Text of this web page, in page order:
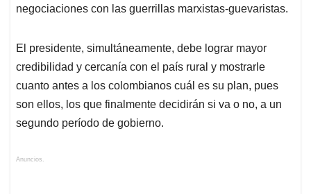
negociaciones con las guerrillas marxistas-guevaristas.
El presidente, simultáneamente, debe lograr mayor
credibilidad y cercanía con el país rural y mostrarle
cuanto antes a los colombianos cuál es su plan, pues
son ellos, los que finalmente decidirán si va o no, a un
segundo período de gobierno.
Anuncios.